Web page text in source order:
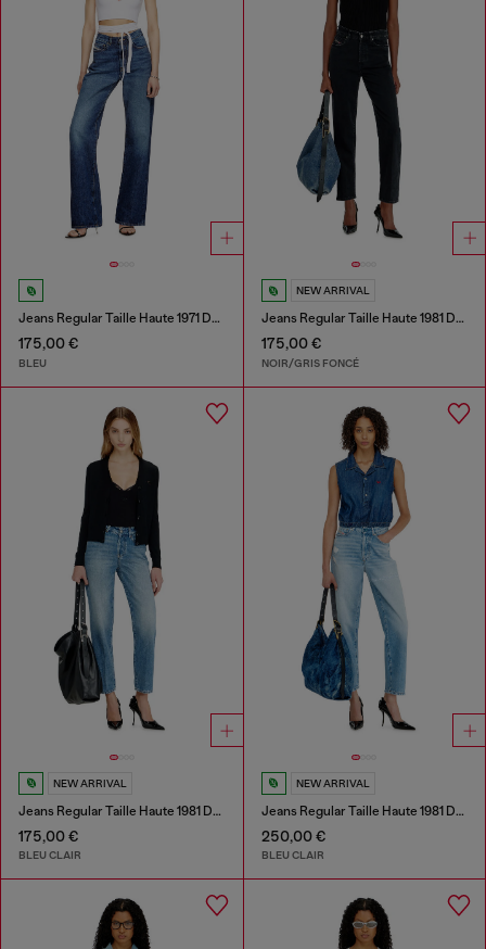
Jeans Regular Taille Haute 1971 D-Sent
175,00 €
BLEU
NEW ARRIVAL
Jeans Regular Taille Haute 1981 D-Went
175,00 €
NOIR/GRIS FONCÉ
NEW ARRIVAL
Jeans Regular Taille Haute 1981 D-Went
175,00 €
BLEU CLAIR
NEW ARRIVAL
Jeans Regular Taille Haute 1981 D-Went
250,00 €
BLEU CLAIR